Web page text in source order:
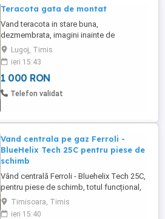
Teracota gata de montat
Vand teracota in stare buna,
dezmembrata, imagini inainte de
dezmembrare.
Lugoj, Timis
ieri 15:43
1 000 RON
Telefon validat
Vand centrala pe gaz Ferroli -
BlueHelix Tech 25C pentru piese de
schimb
Vând centrală Ferroli - Bluehelix Tech 25C,
pentru piese de schimb, totul funcțional,
mai puțin arzătorul (ventilatorul
funcționează), preț 800 lei.
Timisoara, Timis
ieri 15:40